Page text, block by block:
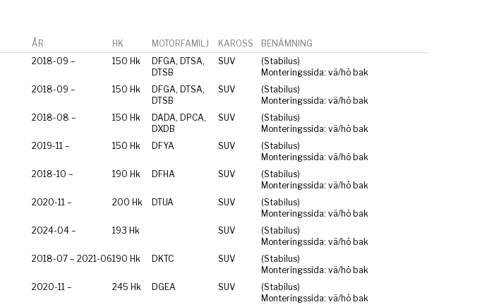
ÅR HK MOTORFAMILJ KAROSS
BENÄMNING
2018-09 – 150 Hk
DFGA, DTSA,
DTSB
SUV
(Stabilus)
Monteringssida: vä/hö bak
2018-09 – 150 Hk
DFGA, DTSA,
DTSB
SUV
(Stabilus)
Monteringssida: vä/hö bak
2018-08 – 150 Hk
DADA, DPCA,
DXDB
SUV
(Stabilus)
Monteringssida: vä/hö bak
2019-11 – 150 Hk DFYA SUV
(Stabilus)
Monteringssida: vä/hö bak
2018-10 – 190 Hk DFHA SUV
(Stabilus)
Monteringssida: vä/hö bak
2020-11 – 200 Hk DTUA SUV
(Stabilus)
Monteringssida: vä/hö bak
2024-04 – 193 Hk SUV
(Stabilus)
Monteringssida: vä/hö bak
2018-07 – 2021-06190 Hk DKTC SUV
(Stabilus)
Monteringssida: vä/hö bak
2020-11 – 245 Hk DGEA SUV
(Stabilus)
Monteringssida: vä/hö bak